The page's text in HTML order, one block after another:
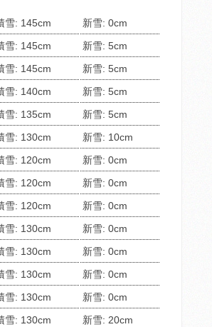
雪: 145cm
新雪: 0cm
雪: 145cm
新雪: 5cm
雪: 145cm
新雪: 5cm
雪: 140cm
新雪: 5cm
雪: 135cm
新雪: 5cm
雪: 130cm
新雪: 10cm
雪: 120cm
新雪: 0cm
雪: 120cm
新雪: 0cm
雪: 120cm
新雪: 0cm
雪: 130cm
新雪: 0cm
雪: 130cm
新雪: 0cm
雪: 130cm
新雪: 0cm
雪: 130cm
新雪: 0cm
雪: 130cm
新雪: 20cm